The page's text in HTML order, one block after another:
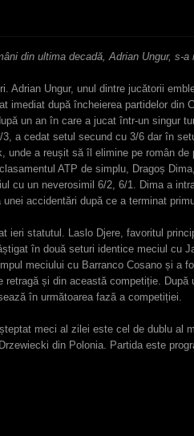
din ultima decadă, Adrian Ungur, s-
Adrian Ungur, unul dintre jucătorii
imediat după încheierea partidelor
un an în care a jucat într-un singur
a cedat setul secund cu 3/6 dar în
unde a reușit să îl elimine pe român
ATP de simplu, Dragoș
cu un neverosimil 6/2, 6/1. Dima a
accidentări după ce a terminat
ieri statutul. Laslo Djere, favoritul
în două seturi identice meciul cu
meciului cu Barranco Cosano și a
și din această competiție.
în următoarea fază a competiției.
meci al zilei este cel de dublu al
din Polonia. Partida este